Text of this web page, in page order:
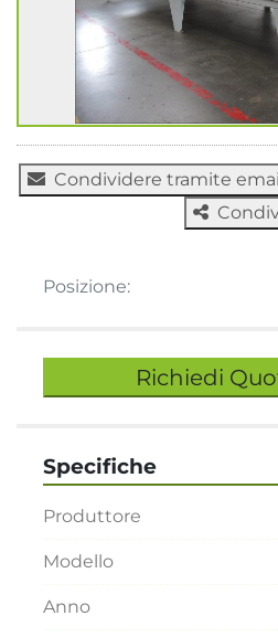
Condividere tramite
Posizione:
Richiedi
Specifiche
Produttore
Modello
Anno